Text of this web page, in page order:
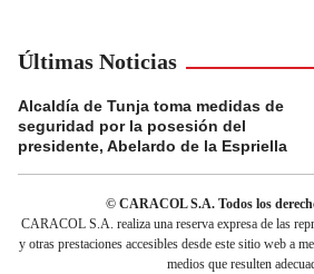
Últimas Noticias
Alcaldía de Tunja toma medidas de
seguridad por la posesión del
presidente, Abelardo de la Espriella
© CARACOL S.A. Todos los
CARACOL S.A. realiza una reserva expresa de las
y otras prestaciones accesibles desde este sitio web a
medios que resulten